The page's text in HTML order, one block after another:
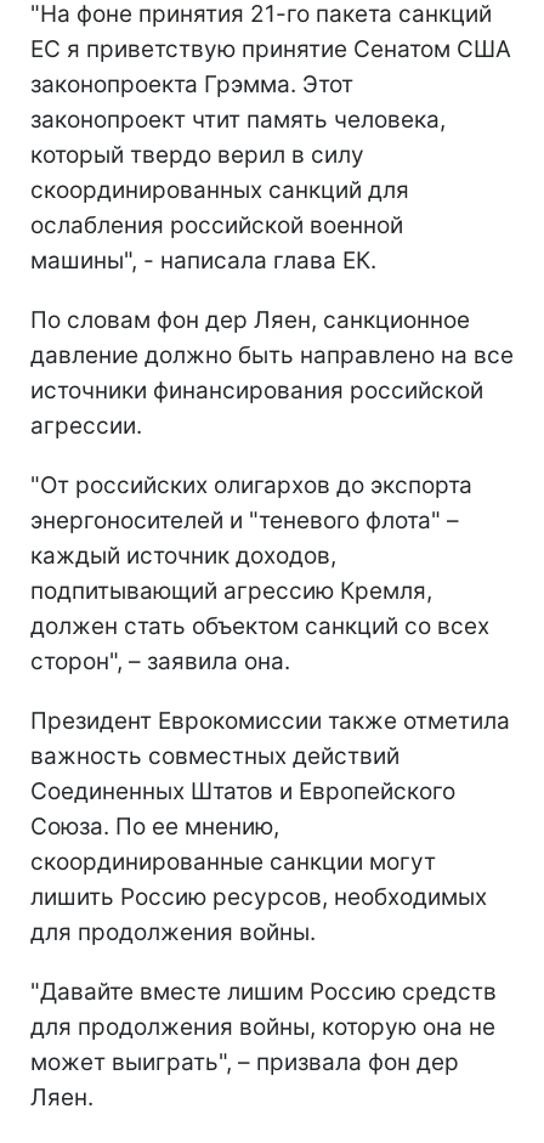
"На фоне принятия 21-го пакета санкций
ЕС я приветствую принятие Сенатом США
законопроекта Грэмма. Этот
законопроект чтит память человека,
который твердо верил в силу
скоординированных санкций для
ослабления российской военной
машины", - написала глава ЕК.
По словам фон дер Ляен, санкционное
давление должно быть направлено на все
источники финансирования российской
агрессии.
"От российских олигархов до экспорта
энергоносителей и "теневого флота" –
каждый источник доходов,
подпитывающий агрессию Кремля,
должен стать объектом санкций со всех
сторон", – заявила она.
Президент Еврокомиссии также отметила
важность совместных действий
Соединенных Штатов и Европейского
Союза. По ее мнению,
скоординированные санкции могут
лишить Россию ресурсов, необходимых
для продолжения войны.
"Давайте вместе лишим Россию средств
для продолжения войны, которую она не
может выиграть", – призвала фон дер
Ляен.